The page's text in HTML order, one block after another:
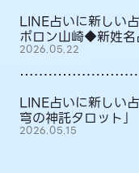
LINE占いに新しい
ポロン山崎◆新姓名
2026.05.22
LINE占いに新しい
穹の神託タロット」
2026.05.15